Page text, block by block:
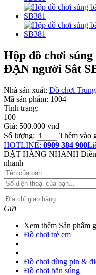
Hộp đồ chơi
ĐẠN người Sắt
Nhà sản xuất: Đồ chơi
Mã sản phẩm: 1004
Tình trạng:
100
Giá: 500.000 vnđ
Số lượng:
Thêm vào
HOTLINE: 0909 384 900
ĐẶT HÀNG NHANH Điền
nhanh
Gửi
Xem thêm Sản phẩm
Đồ chơi trẻ em
Đồ chơi dùng pin &
Đồ chơi bắn súng